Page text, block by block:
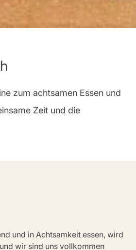
zum achtsamen Essen und
Zeit und die
und in Achtsamkeit essen, wird
wir sind uns vollkommen